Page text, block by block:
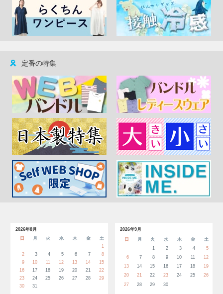
定番の特集
2026年8月
日
月 火 水 木 金
土
1
2
3 4 5 6 7
8
9
10 11 12 13 14
15
16
17 18 19 20 21
22
23
24 25 26 27 28
29
30
31
2026年9月
日
月 火 水 木 金
土
1
2 3 4
5
6
7 8 9 10 11
12
13
14 15 16 17 18
19
20
21 22 23 24 25
26
27
28 29 30